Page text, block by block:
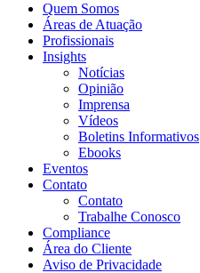
Quem Somos
Áreas de Atuação
Profissionais
Insights
Notícias
Opinião
Imprensa
Vídeos
Boletins Informativos
Ebooks
Eventos
Contato
Contato
Trabalhe Conosco
Compliance
Área do Cliente
Aviso de Privacidade